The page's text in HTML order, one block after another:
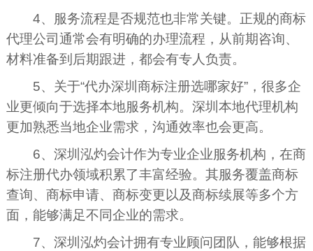
4、服务流程是否规范也非常关键。正规的商标
代理公司通常会有明确的办理流程，从前期咨询、
材料准备到后期跟进，都会有专人负责。
5、关于“代办深圳商标注册选哪家好”，很多企
业更倾向于选择本地服务机构。深圳本地代理机构
更加熟悉当地企业需求，沟通效率也会更高。
6、深圳泓灼会计作为专业企业服务机构，在商
标注册代办领域积累了丰富经验。其服务覆盖商标
查询、商标申请、商标变更以及商标续展等多个方
面，能够满足不同企业的需求。
7、深圳泓灼会计拥有专业顾问团队，能够根据